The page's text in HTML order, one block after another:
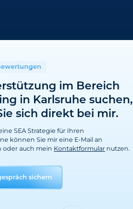
im Bereich
in Karlsruhe suchen,
sich direkt bei mir.
SEA Strategie für Ihren
können Sie mir eine E-Mail an
oder auch mein Kontaktformular nutzen.
sichern